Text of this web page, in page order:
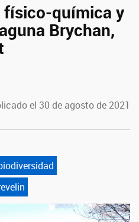
físico-química y
Brychan,
el 30 de agosto de 2021